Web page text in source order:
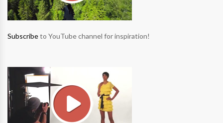
Subscribeto YouTube channel for inspiration!